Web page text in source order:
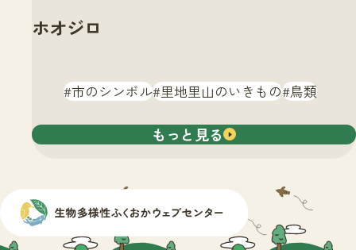
ホオジロ
市のシンボル 里地里山のいきもの 鳥類
もっと見る